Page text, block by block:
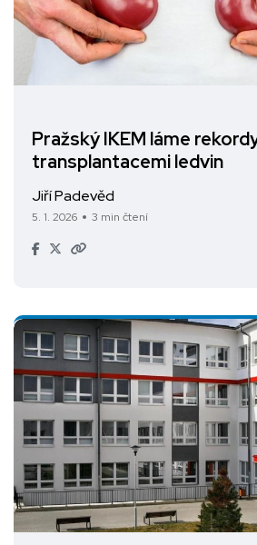
Pražský IKEM láme
transplantacemi ledvin
Jiří Padevěd
5. 1. 2026 3 min čtení